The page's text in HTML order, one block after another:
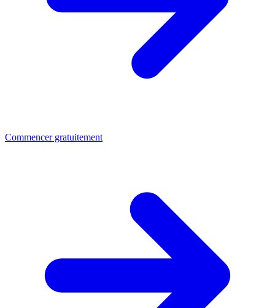
Commencer gratuitement